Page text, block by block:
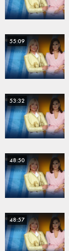
55:09
53:32
48:50
48:57